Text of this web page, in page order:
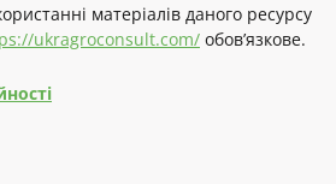
матеріалів даного ресурсу
ukragroconsult.com/ обов’язкове.